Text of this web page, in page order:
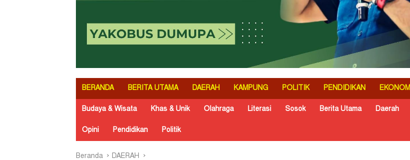
BERANDA BERITA UTAMA DAERAH KAMPUNG POLITIK PENDIDIKAN EKONOMI
Budaya & Wisata Khas & Unik Olahraga Literasi Sosok Berita Utama Daerah
Opini Pendidikan Politik
Beranda DAERAH